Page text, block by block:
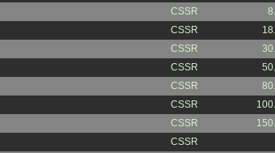
CSSR
CSSR
CSSR
CSSR
CSSR
CSSR
CSSR
CSSR